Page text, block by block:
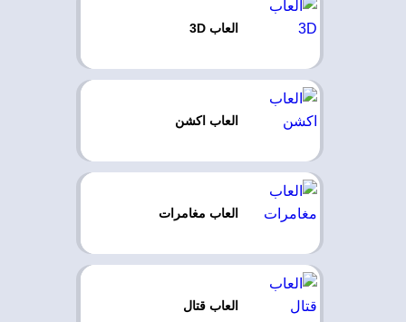
العاب 3D
العاب اكشن
العاب مغامرات
العاب قتال